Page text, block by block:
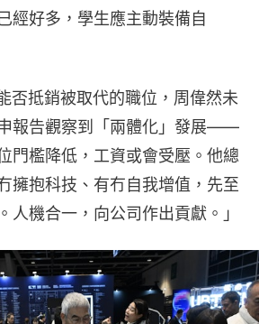
經好多，學生應主動裝備自
否抵銷被取代的職位，周偉然未
報告觀察到「兩體化」發展——
門檻降低，工資或會受壓。他總
擁抱科技、有冇自我增值，先至
人機合一，向公司作出貢獻。」